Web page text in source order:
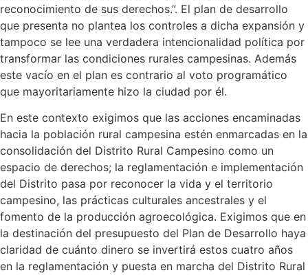
reconocimiento de sus derechos.”. El plan de desarrollo
que presenta no plantea los controles a dicha expansión y
tampoco se lee una verdadera intencionalidad política por
transformar las condiciones rurales campesinas. Además
este vacío en el plan es contrario al voto programático
que mayoritariamente hizo la ciudad por él.
En este contexto exigimos que las acciones encaminadas
hacia la población rural campesina estén enmarcadas en la
consolidación del Distrito Rural Campesino como un
espacio de derechos; la reglamentación e implementación
del Distrito pasa por reconocer la vida y el territorio
campesino, las prácticas culturales ancestrales y el
fomento de la producción agroecológica. Exigimos que en
la destinación del presupuesto del Plan de Desarrollo haya
claridad de cuánto dinero se invertirá estos cuatro años
en la reglamentación y puesta en marcha del Distrito Rural